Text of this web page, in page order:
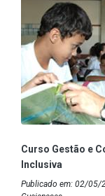
Curso Gestão e
Inclusiva
Publicado em: 02/05/